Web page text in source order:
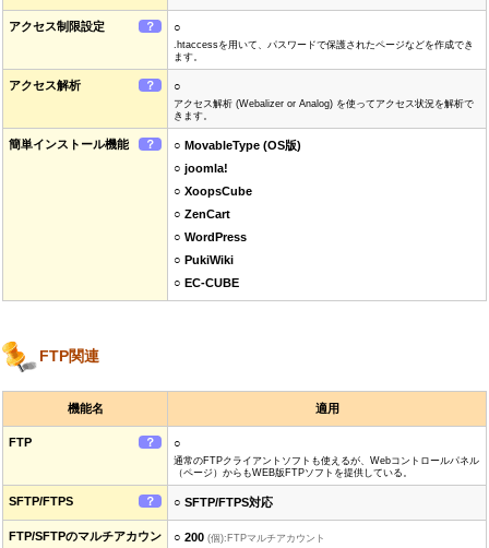
アクセス制限設定 ？ ○
.htaccessを用いて、パスワードで保護されたページなどを作成でき
ます。
アクセス解析 ？ ○
アクセス解析 (Webalizer or Analog) を使ってアクセス状況を解析で
きます。
簡単インストール機能 ？
○ MovableType (OS版)
○ joomla!
○ XoopsCube
○ ZenCart
○ WordPress
○ PukiWiki
○ EC-CUBE
FTP関連
機能名 適用
FTP ？ ○
通常のFTPクライアントソフトも使えるが、Webコントロールパネル
（ページ）からもWEB版FTPソフトを提供している。
SFTP/FTPS ？ ○ SFTP/FTPS対応
FTP/SFTPのマルチアカウン
○ 200 (個):FTPマルチアカウント